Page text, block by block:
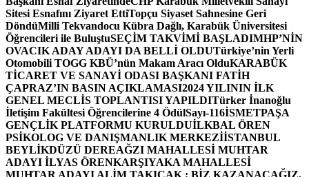
Sitesi Esnafını Ziyaret EttiTopçu Siyaset Sahnesine Geri
DöndüMilli Tekvandocu Kübra Dağlı, Karabük Üniversitesi
Öğrencileri ile BuluştuSEÇİM TAKVİMİ BAŞLADIMHP’NİN
OVACIK ADAY ADAYI DA BELLİ OLDUTürkiye’nin Yerli
Otomobili TOGG KBÜ’nün Makam Aracı OlduKARABÜK
TİCARET VE SANAYİ ODASI BAŞKANI FATİH
ÇAPRAZ’IN BASIN AÇIKLAMASI2024 YILININ İLK
GENEL MECLİS TOPLANTISI YAPILDITürker İnanoğlu
İletişim Fakültesi Öğrencilerine 4 ÖdülSayı-116İSMETPAŞA
GENÇLİK PLATFORMU KURULDUİLKBAL ÖREN
PSİKOLOG VE DANIŞMANLIK MERKEZİİSTANBUL
BEYLİKDÜZÜ DEREAĞZI MAHALLESİ MUHTAR
ADAYI İLYAS ÖRENKARŞIYAKA MAHALLESİ
MUHTAR ADAYI ALİM TAKICAK : BİZ KAZANACAĞIZ,